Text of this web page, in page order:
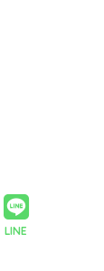
LINE